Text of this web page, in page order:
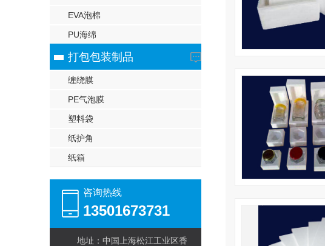
EVA泡棉
PU海绵
打包包装制品
缠绕膜
PE气泡膜
塑料袋
纸护角
纸箱
咨询热线
13501673731
地址：中国上海松江工业区香